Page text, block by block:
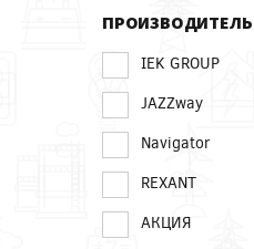
ПРОИЗВОДИТЕЛЬ
IEK GROUP
JAZZway
Navigator
REXANT
АКЦИЯ